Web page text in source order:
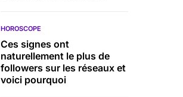
HOROSCOPE
Ces signes ont
naturellement le plus de
followers sur les réseaux et
voici pourquoi